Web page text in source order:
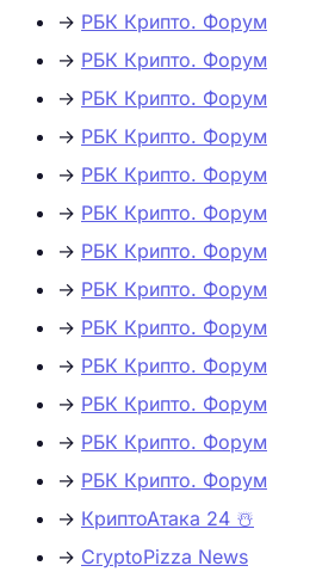
→ РБК Крипто. Форум
→ РБК Крипто. Форум
→ РБК Крипто. Форум
→ РБК Крипто. Форум
→ РБК Крипто. Форум
→ РБК Крипто. Форум
→ РБК Крипто. Форум
→ РБК Крипто. Форум
→ РБК Крипто. Форум
→ РБК Крипто. Форум
→ РБК Крипто. Форум
→ РБК Крипто. Форум
→ РБК Крипто. Форум
→ КриптоАтака 24 ☃️
→ CryptoPizza News